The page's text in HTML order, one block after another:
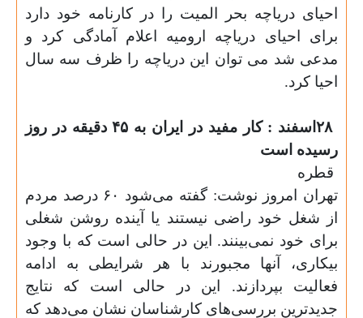
احیای دریاچه بحر المیت را در کارنامه خود دارد
برای احیای دریاچه ارومیه اعلام آمادگی کرد و
مدعی شد می توان این دریاچه را ظرف سه سال
احیا کرد.
۲۸
اسفند : کار مفید در ایران به ۴۵ دقیقه در روز
رسیده است
قطره
تهران امروز نوشت: گفته می‌شود ۶۰ درصد مردم
از شغل خود راضی نیستند یا آینده روشن شغلی
برای خود نمی‌بینند. این در حالی است که با وجود
بیکاری، آنها مجبورند با هر شرایطی به ادامه
فعالیت بپردازند. این در حالی است که نتایج
جدیدترین بررسی‌های کارشناسان نشان می‌دهد که